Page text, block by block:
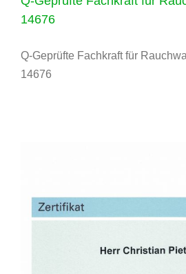
14676
Q-Geprüfte Fachkraft für
14676